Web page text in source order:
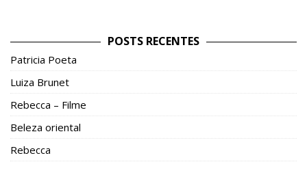
POSTS RECENTES
Patricia Poeta
Luiza Brunet
Rebecca – Filme
Beleza oriental
Rebecca